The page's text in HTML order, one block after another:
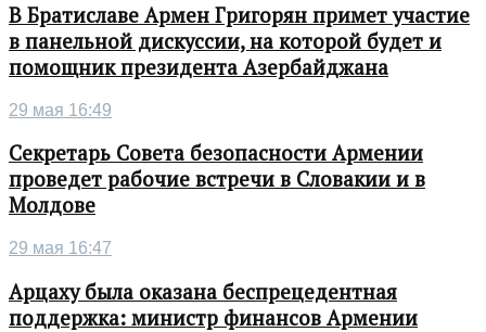
В Братиславе Армен Григорян примет участие
в панельной дискуссии, на которой будет и
помощник президента Азербайджана
29 мая 16:49
Секретарь Совета безопасности Армении
проведет рабочие встречи в Словакии и в
Молдове
29 мая 16:47
Арцаху была оказана беспрецедентная
поддержка: министр финансов Армении